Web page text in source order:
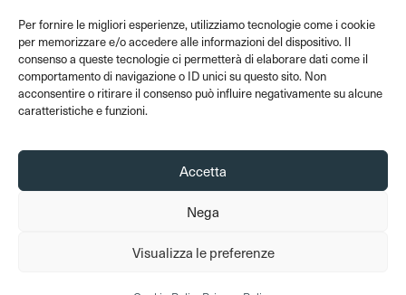
Per fornire le migliori esperienze, utilizziamo tecnologie come i cookie
per memorizzare e/o accedere alle informazioni del dispositivo. Il
consenso a queste tecnologie ci permetterà di elaborare dati come il
comportamento di navigazione o ID unici su questo sito. Non
acconsentire o ritirare il consenso può influire negativamente su alcune
caratteristiche e funzioni.
Accetta
Nega
Visualizza le preferenze
© 2026 Musei del Bargello. Tutti i diritti sono riservati
Amministrazione trasparente
Cookie Policy
Crediti